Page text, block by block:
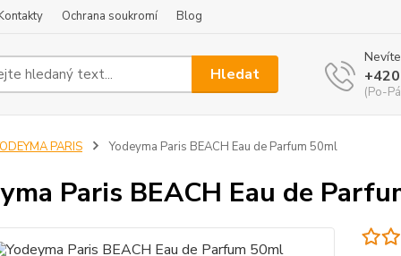
Ochrana soukromí Blog
Hledat
(Po-
PARIS Yodeyma Paris BEACH Eau de Parfum 50ml
Paris BEACH Eau de